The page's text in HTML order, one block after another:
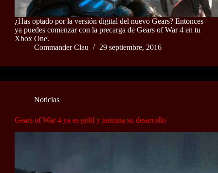
¿Has optado por la versión digital del nuevo Gears? Entonces
ya puedes comenzar con la precarga de Gears of War 4 en tu
Xbox One.
Commander Clau
29 septiembre, 2016
Noticias
Gears of War 4 ya es gold y termina su desarrollo